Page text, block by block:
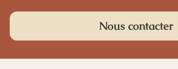
Nous contacter